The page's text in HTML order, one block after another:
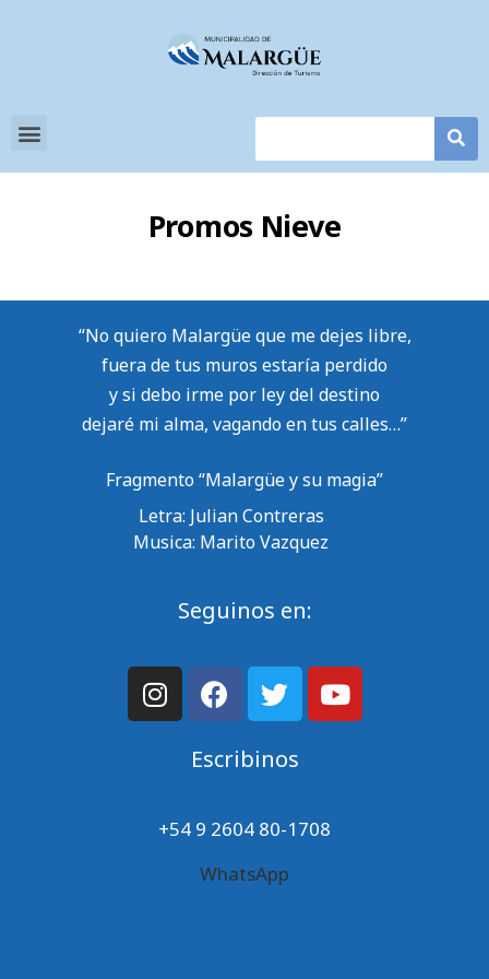
Promos Nieve
“No quiero Malargüe que me dejes libre,
fuera de tus muros estaría perdido
y si debo irme por ley del destino
dejaré mi alma, vagando en tus calles…”
Fragmento “Malargüe y su magia”
Letra: Julian Contreras
Musica: Marito Vazquez
Seguinos en:
Escribinos
+54 9 2604 80-1708
WhatsApp